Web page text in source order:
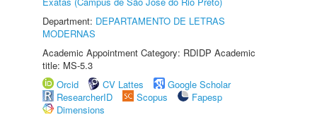
Department: DEPARTAMENTO DE LETRAS
MODERNAS
Academic Appointment Category: RDIDP Academic
title: MS-5.3
Orcid
CV Lattes
Google Scholar
ResearcherID
Scopus
Fapesp
Dimensions